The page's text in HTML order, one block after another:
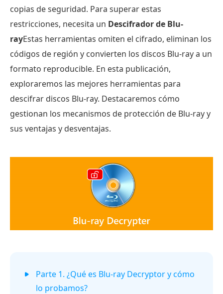
copias de seguridad. Para superar estas
restricciones, necesita un Descifrador de Blu-
rayEstas herramientas omiten el cifrado, eliminan los
códigos de región y convierten los discos Blu-ray a un
formato reproducible. En esta publicación,
exploraremos las mejores herramientas para
descifrar discos Blu-ray. Destacaremos cómo
gestionan los mecanismos de protección de Blu-ray y
sus ventajas y desventajas.
Parte 1. ¿Qué es Blu-ray Decryptor y cómo
lo probamos?